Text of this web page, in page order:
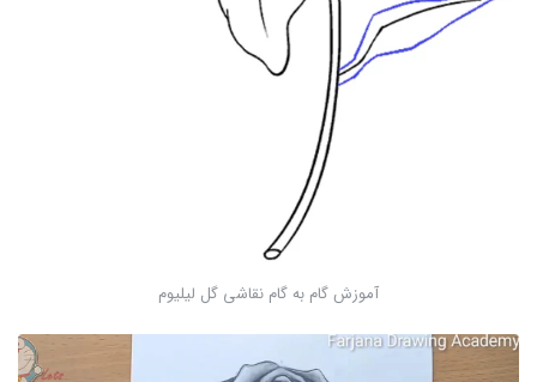
آموزش گام به گام نقاشی گل لیلیوم